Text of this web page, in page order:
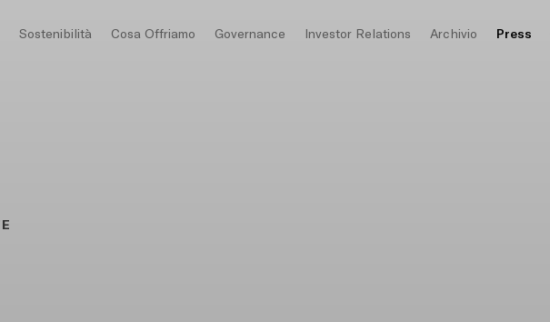
Sostenibilità Cosa Offriamo Governance Investor Relations Archivio Press